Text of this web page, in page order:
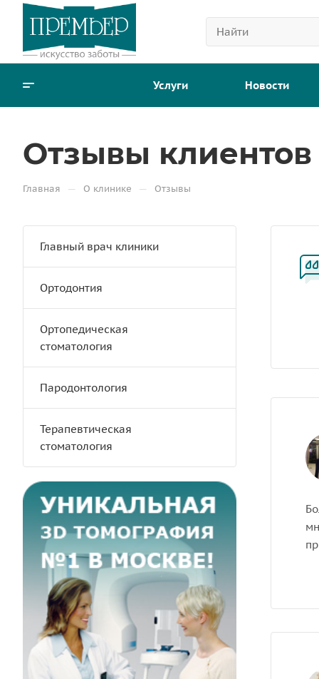
Услуги Новости
Отзывы клиентов
Главная — О клинике — Отзывы
Главный врач клиники
Ортодонтия
Ортопедическая
стоматология
Пародонтология
Терапевтическая
стоматология